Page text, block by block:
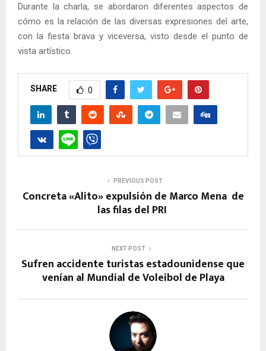
Durante la charla, se abordaron diferentes aspectos de
cómo es la relación de las diversas expresiones del arte,
con la fiesta brava y viceversa, visto desde el punto de
vista artístico.
SHARE 0
PREVIOUS POST
Concreta «Alito» expulsión de Marco Mena de
las filas del PRI
NEXT POST
Sufren accidente turistas estadounidense que
venían al Mundial de Voleibol de Playa